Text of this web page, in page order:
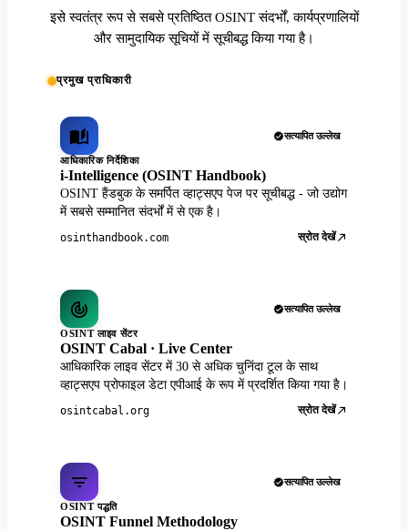
इसे स्वतंत्र रूप से सबसे प्रतिष्ठित OSINT संदर्भों, कार्यप्रणालियों
और सामुदायिक सूचियों में सूचीबद्ध किया गया है।
प्रमुख प्राधिकारी
सत्यापित उल्लेख
आधिकारिक निर्देशिका
i-Intelligence (OSINT Handbook)
OSINT हैंडबुक के समर्पित व्हाट्सएप पेज पर सूचीबद्ध - जो उद्योग
में सबसे सम्मानित संदर्भों में से एक है।
osinthandbook.com स्रोत देखें
सत्यापित उल्लेख
OSINT लाइव सेंटर
OSINT Cabal · Live Center
आधिकारिक लाइव सेंटर में 30 से अधिक चुनिंदा टूल के साथ
व्हाट्सएप प्रोफाइल डेटा एपीआई के रूप में प्रदर्शित किया गया है।
osintcabal.org स्रोत देखें
सत्यापित उल्लेख
OSINT पद्धति
OSINT Funnel Methodology